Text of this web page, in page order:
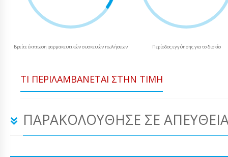
Βρείτε έκπτωση φαρμακευτικών συσκευών πωλήσεων Περίοδος εγγύησης για το δισκίο
ΤΙ ΠΕΡΙΛΑΜΒΆΝΕΤΑΙ ΣΤΗΝ ΤΙΜΉ
ΠΑΡΑΚΟΛΟΎΘΗΣΕ ΣΕ